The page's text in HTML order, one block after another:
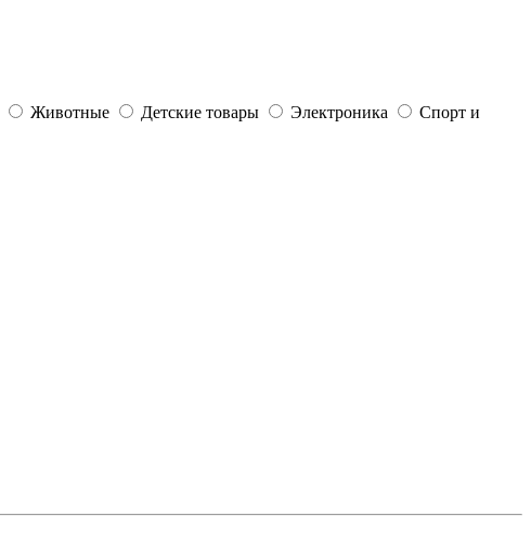
Животные Детские товары Электроника
Спорт и